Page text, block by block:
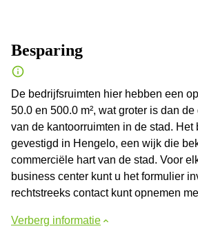
Besparing
De bedrijfsruimten hier hebben een
50.0 en 500.0 m², wat groter is dan
van de kantoorruimten in de stad. Het
gevestigd in Hengelo, een wijk die
commerciële hart van de stad. Voor
business center kunt u het formulier
rechtstreeks contact kunt opnemen
Verberg informatie